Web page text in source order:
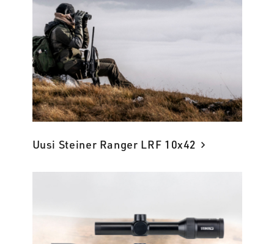
Uusi Steiner Ranger LRF 10x42